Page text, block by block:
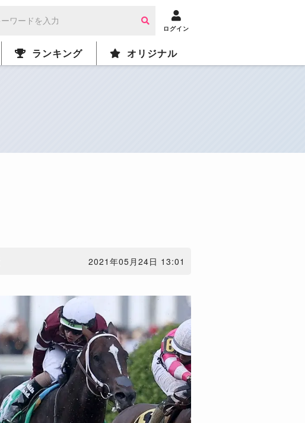
ログイン
ランキング オリジナル
2021年05月24日 13:01